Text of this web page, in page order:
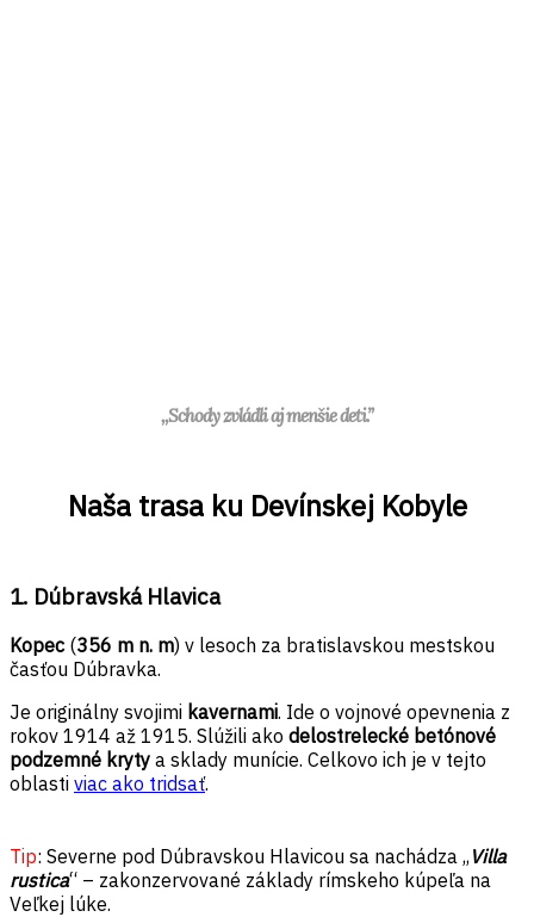
,,Schody zvládli aj menšie deti.”
Naša trasa ku Devínskej Kobyle
1. Dúbravská Hlavica
Kopec(356 m n. m) v lesoch za bratislavskou mestskou
časťou Dúbravka.
Je originálny svojimi kavernami. Ide o vojnové opevnenia z
rokov 1914 až 1915. Slúžili ako delostrelecké betónové
podzemné kryty a sklady munície. Celkovo ich je v tejto
oblasti viac ako tridsať.
Tip: Severne pod Dúbravskou Hlavicou sa nachádza ,, Villa
rustica“ – zakonzervované základy rímskeho kúpeľa na
Veľkej lúke.